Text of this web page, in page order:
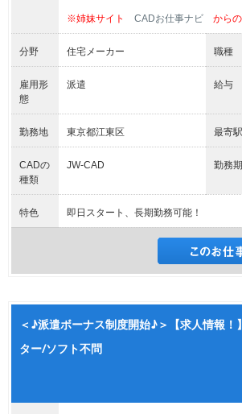
※姉妹サイト CADお仕事ナビ からの
分野 住宅メーカー 職種
雇用形
態
派遣 給与
勤務地 東京都江東区 最寄駅
CADの
種類
JW-CAD 勤務
特色 即日スタート、長期勤務可能！
＜♪派遣ボーナス制度開始♪＞【求人情報
ター/ソフト不問